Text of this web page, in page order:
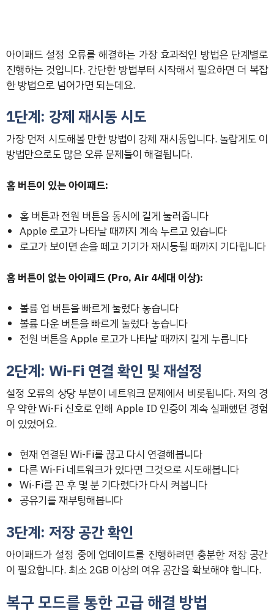
아이패드 설정 오류를 해결하는 가장 효과적인 방법은 단계별로
진행하는 것입니다. 간단한 방법부터 시작해서 필요하면 더 복잡
한 방법으로 넘어가면 되는데요.
1단계: 강제 재시동 시도
가장 먼저 시도해볼 만한 방법이 강제 재시동입니다. 놀랍게도 이
방법만으로도 많은 오류 문제들이 해결됩니다.
홈 버튼이 있는 아이패드:
홈 버튼과 전원 버튼을 동시에 길게 눌러줍니다
Apple 로고가 나타날 때까지 계속 누르고 있습니다
로고가 보이면 손을 떼고 기기가 재시동될 때까지 기다립니다
홈 버튼이 없는 아이패드 (Pro, Air 4세대 이상):
볼륨 업 버튼을 빠르게 눌렀다 놓습니다
볼륨 다운 버튼을 빠르게 눌렀다 놓습니다
전원 버튼을 Apple 로고가 나타날 때까지 길게 누릅니다
2단계: Wi-Fi 연결 확인 및 재설정
설정 오류의 상당 부분이 네트워크 문제에서 비롯됩니다. 저의 경
우 약한 Wi-Fi 신호로 인해 Apple ID 인증이 계속 실패했던 경험
이 있었어요.
현재 연결된 Wi-Fi를 끊고 다시 연결해봅니다
다른 Wi-Fi 네트워크가 있다면 그것으로 시도해봅니다
Wi-Fi를 끈 후 몇 분 기다렸다가 다시 켜봅니다
공유기를 재부팅해봅니다
3단계: 저장 공간 확인
아이패드가 설정 중에 업데이트를 진행하려면 충분한 저장 공간
이 필요합니다. 최소 2GB 이상의 여유 공간을 확보해야 합니다.
복구 모드를 통한 고급 해결 방법